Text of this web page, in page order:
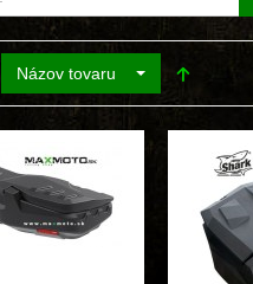
Názov tovaru